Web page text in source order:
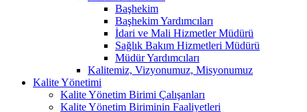
Başhekim
Başhekim Yardımcıları
İdari ve Mali Hizmetler Müdürü
Sağlık Bakım Hizmetleri Müdürü
Müdür Yardımcıları
Kalitemiz, Vizyonumuz, Misyonumuz
Kalite Yönetimi
Kalite Yönetim Birimi Çalışanları
Kalite Yönetim Biriminin Faaliyetleri